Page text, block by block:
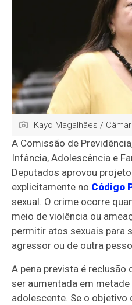
Kayo Magalhães /
A Comissão de
Infância, Adolescência e
Deputados aprovou
explicitamente no Código
sexual. O crime ocorre
meio de violência ou
permitir atos sexuais para
agressor ou de outra
A pena prevista é reclusão
ser aumentada em
adolescente. Se o